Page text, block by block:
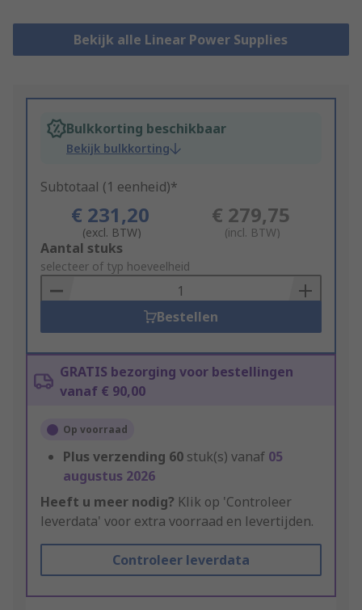
Bekijk alle Linear Power Supplies
Bulkkorting beschikbaar
Bekijk bulkkorting
Subtotaal (1 eenheid)*
€ 231,20
(excl. BTW)
€ 279,75
(incl. BTW)
Add
to
Basket
Aantal stuks
selecteer of typ hoeveelheid
Bestellen
GRATIS bezorging voor bestellingen
vanaf € 90,00
Op voorraad
Plus verzending 60 stuk(s) vanaf 05
augustus 2026
Heeft u meer nodig? Klik op 'Controleer
leverdata' voor extra voorraad en levertijden.
Controleer leverdata